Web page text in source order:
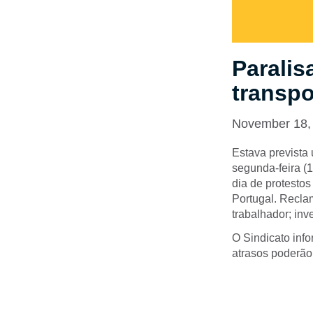
November
Estava prevista
segunda-feira
dia de
Portugal.
trabalhador;
O Sindicato
atrasos